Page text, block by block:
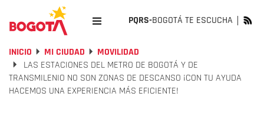
PQRS-BOGOTÁ TE ESCUCHA
INICIO MI CIUDAD
MOVILIDAD
LAS ESTACIONES DEL METRO DE BOGOTÁ Y DE
TRANSMILENIO NO SON ZONAS DE DESCANSO ¡CON TU AYUDA
HACEMOS UNA EXPERIENCIA MÁS EFICIENTE!